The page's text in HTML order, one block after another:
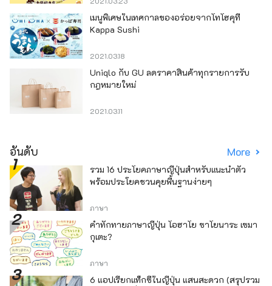
เมนูพิเศษในเทศกาลของอร่อยจากโทโฮคุที่
Kappa Sushi
2021.03.18
Uniqlo กับ GU ลดราคาสินค้าทุกรายการรับ
กฎหมายใหม่
2021.03.11
อันดับ More
รวม 16 ประโยคภาษาญี่ปุ่นสำหรับแนะนำตัว
พร้อมประโยคชวนคุยพื้นฐานง่ายๆ
ภาษา
คำทักทายภาษาญี่ปุ่น โอฮาโย ซาโยนาระ เซมา
กุเตะ?
ภาษา
6 แอปเรียกแท็กซี่ในญี่ปุ่น แสนสะดวก (สรุปรวม